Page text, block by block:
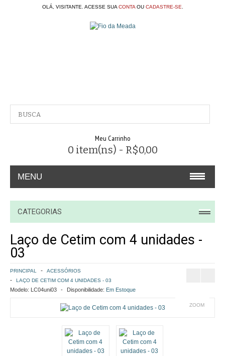
OLÁ, VISITANTE. ACESSE SUA CONTAOU CADASTRE-SE
Meu Carrinho
0 item(ns) - R$0,00
MENU
A EMPRESA
CONTATO
COMO COMPRAR
POLÍTICA DE FRETE GRÁTIS
SIMULAR FRETE
FINALIZAR COMPRA
CATEGORIAS
Laço de Cetim com 4 unidades -
03
PRINCIPAL
ACESSÓRIOS
LAÇO DE CETIM COM 4 UNIDADES - 03
Modelo: LC04uni03 Disponibilidade: Em Estoque
ZOOM